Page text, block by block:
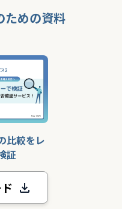
ための資料
比較をレ
証